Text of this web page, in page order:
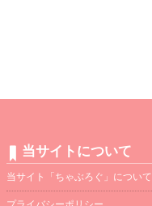
当サイトについて
当サイト「ちゃぶろぐ」について